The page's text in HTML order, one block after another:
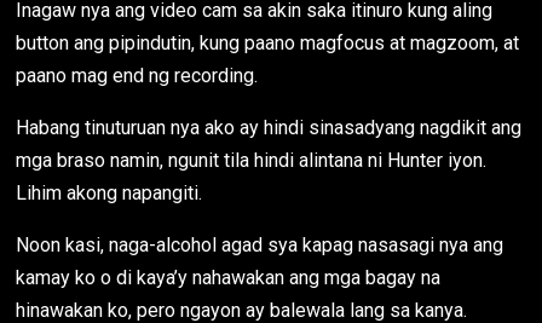
Inagaw nya ang video cam sa akin saka itinuro kung aling
button ang pipindutin, kung paano magfocus at magzoom, at
paano mag end ng recording.
Habang tinuturuan nya ako ay hindi sinasadyang nagdikit ang
mga braso namin, ngunit tila hindi alintana ni Hunter iyon.
Lihim akong napangiti.
Noon kasi, naga-alcohol agad sya kapag nasasagi nya ang
kamay ko o di kaya’y nahawakan ang mga bagay na
hinawakan ko, pero ngayon ay balewala lang sa kanya.